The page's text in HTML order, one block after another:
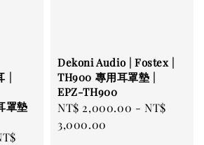
|
罩墊
Dekoni Audio | Fostex |
TH900 專用耳罩墊 |
EPZ-TH900
Regular
price
NT$ 2,000.00 -NT$
3,000.00